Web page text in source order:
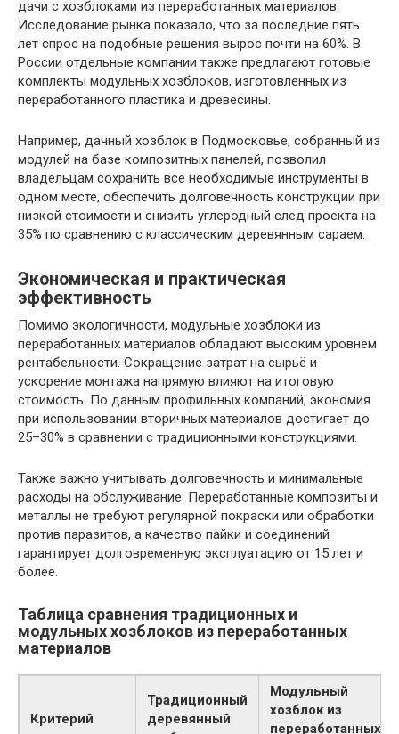
дачи с хозблоками из переработанных материалов.
Исследование рынка показало, что за последние пять
лет спрос на подобные решения вырос почти на 60%. В
России отдельные компании также предлагают готовые
комплекты модульных хозблоков, изготовленных из
переработанного пластика и древесины.
Например, дачный хозблок в Подмосковье, собранный из
модулей на базе композитных панелей, позволил
владельцам сохранить все необходимые инструменты в
одном месте, обеспечить долговечность конструкции при
низкой стоимости и снизить углеродный след проекта на
35% по сравнению с классическим деревянным сараем.
Экономическая и практическая
эффективность
Помимо экологичности, модульные хозблоки из
переработанных материалов обладают высоким уровнем
рентабельности. Сокращение затрат на сырьё и
ускорение монтажа напрямую влияют на итоговую
стоимость. По данным профильных компаний, экономия
при использовании вторичных материалов достигает до
25–30% в сравнении с традиционными конструкциями.
Также важно учитывать долговечность и минимальные
расходы на обслуживание. Переработанные композиты и
металлы не требуют регулярной покраски или обработки
против паразитов, а качество пайки и соединений
гарантирует долговременную эксплуатацию от 15 лет и
более.
Таблица сравнения традиционных и
модульных хозблоков из переработанных
материалов
Критерий
Традиционный
деревянный
Модульный
хозблок из
переработанных